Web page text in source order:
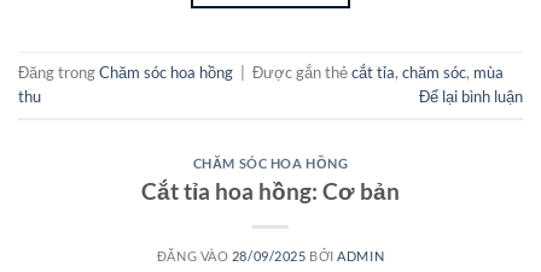
Đăng trongChăm sóc hoa hồng Được gắn thẻcắt tỉa, chăm sóc, mùa
thu
Để lại bình luận
CHĂM SÓC HOA HỒNG
Cắt tỉa hoa hồng: Cơ bản
ĐĂNG VÀO 28/09/2025 BỞI ADMIN